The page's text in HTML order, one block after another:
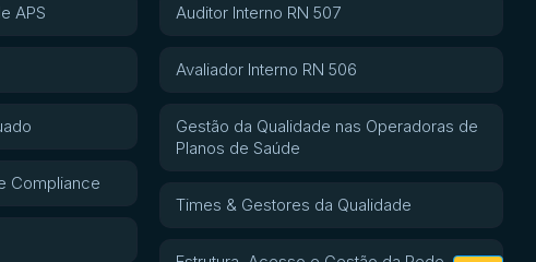
APS
Compliance
Auditor Interno RN 507
Avaliador Interno RN 506
Gestão da Qualidade nas Operadoras de
Planos de Saúde
Times & Gestores da Qualidade